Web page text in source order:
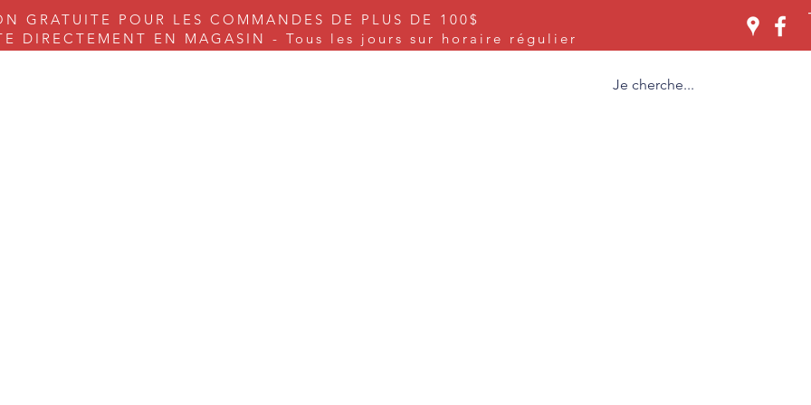
GRATUITE POUR LES COMMANDES DE PLUS DE 100$
DIRECTEMENT EN MAGASIN - Tous les jours sur horaire régulier